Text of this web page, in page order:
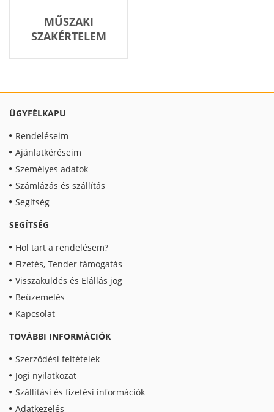
MŰSZAKI
SZAKÉRTELEM
ÜGYFÉLKAPU
Rendeléseim
Ajánlatkéréseim
Személyes adatok
Számlázás és szállítás
Segítség
SEGÍTSÉG
Hol tart a rendelésem?
Fizetés, Tender támogatás
Visszaküldés és Elállás jog
Beüzemelés
Kapcsolat
TOVÁBBI INFORMÁCIÓK
Szerződési feltételek
Jogi nyilatkozat
Szállítási és fizetési információk
Adatkezelés